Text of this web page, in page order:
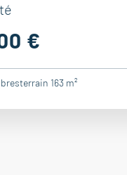
€
terrain 163 m²